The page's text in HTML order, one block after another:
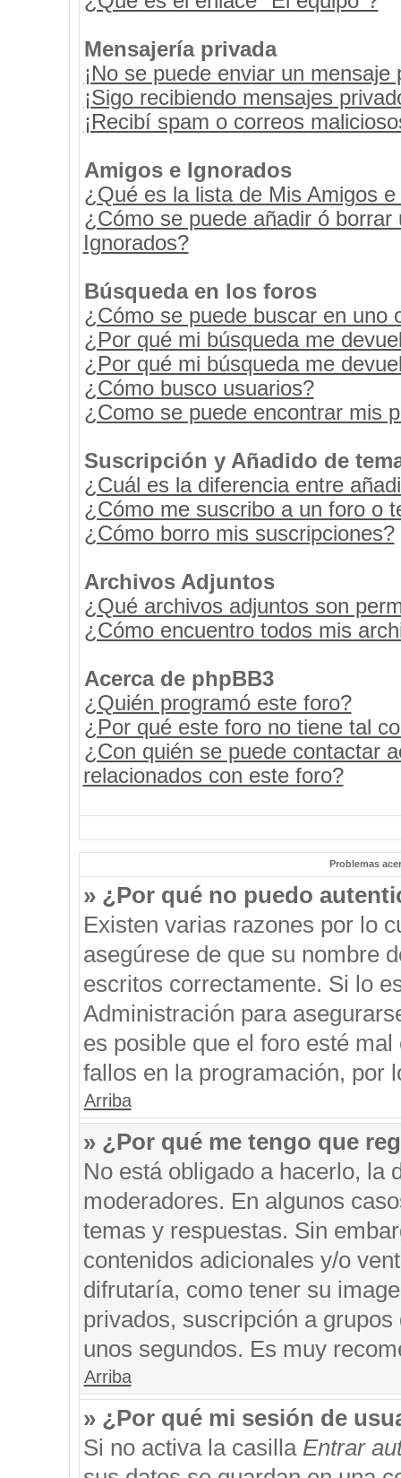
Mensajería privada
¡No se puede enviar un mensaje
¡Sigo recibiendo mensajes
¡Recibí spam o correos
Amigos e Ignorados
¿Qué es la lista de Mis Amigos
¿Cómo se puede añadir ó
Ignorados?
Búsqueda en los foros
¿Cómo se puede buscar en uno
¿Por qué mi búsqueda me
¿Por qué mi búsqueda me
¿Cómo busco usuarios?
¿Como se puede encontrar mis
Suscripción y Añadido de
¿Cuál es la diferencia entre
¿Cómo me suscribo a un foro o
¿Cómo borro mis suscripciones?
Archivos Adjuntos
¿Qué archivos adjuntos son
¿Cómo encuentro todos mis
Acerca de phpBB3
¿Quién programó este foro?
¿Por qué este foro no tiene tal
¿Con quién se puede contactar
relacionados con este foro?
Problemas
» ¿Por qué no puedo
Existen varias razones por lo
asegúrese de que su nombre
escritos correctamente. Si lo
Administración para
es posible que el foro esté
fallos en la programación, por
Arriba
» ¿Por qué me tengo que
No está obligado a hacerlo, la
moderadores. En algunos
temas y respuestas. Sin
contenidos adicionales y/o
difrutaría, como tener su
privados, suscripción a
unos segundos. Es muy
Arriba
» ¿Por qué mi sesión de
Si no activa la casilla Entrar